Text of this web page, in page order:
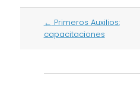
Post
navigation
← Primeros Auxilios:
capacitaciones